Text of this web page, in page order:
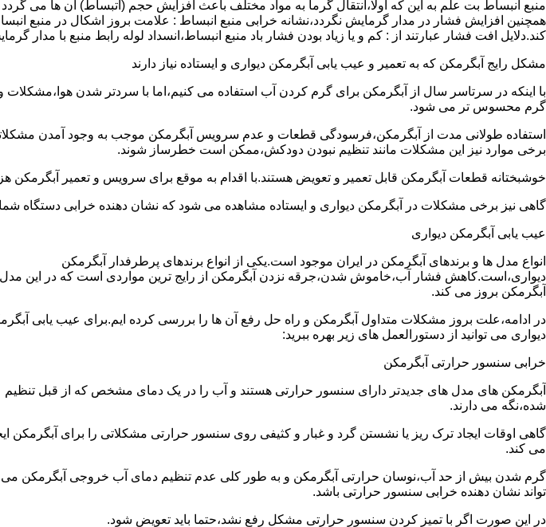
منبع انبساط بت علم به این که اولا،انتقال گرما به مواد مختلف باعث افزایش حجم (اتبساط) آن ها می
همچنین افزایش فشار در مدار گرمایش نگردد،نشانه خرابی منبع انبساط : علامت بروز اشکال در منبع
کند.دلایل افت فشار عبارتند از : کم و یا زیاد بودن فشار باد منبع انبساط،انسداد لوله رابط منبع با مدار
مشکل رایج آبگرمکن که به تعمیر و عیب یابی آبگرمکن دیواری و ایستاده نیاز دارند
با اینکه در سرتاسر سال از آبگرمکن برای گرم کردن آب استفاده می کنیم،اما با سردتر شدن
گرم محسوس تر می شود.
استفاده طولانی مدت از آبگرمکن،فرسودگی قطعات و عدم سرویس آبگرمکن موجب به وجود آمدن
برخی موارد نیز این مشکلات مانند تنظیم نبودن دودکش،ممکن است خطرساز شوند.
خوشبختانه قطعات آبگرمکن قابل تعمیر و تعویض هستند.با اقدام به موقع برای سرویس و تعمیر آبگرمکن
گاهی نیز برخی مشکلات در آبگرمکن دیواری و ایستاده مشاهده می شود که نشان دهنده خرابی دستگاه
عیب یابی آبگرمکن دیواری
انواع مدل ها و برندهای آبگرمکن در ایران موجود است.یکی از انواع برندهای پرطرفدار آبگرمکن
دیواری،است.کاهش فشار آب،خاموش شدن،جرقه نزدن آبگرمکن از رایج ترین مواردی است که در این مدل
آبگرمکن بروز می کند.
در ادامه،علت بروز مشکلات متداول آبگرمکن و راه حل رفع آن ها را بررسی کرده ایم.برای عیب یابی
دیواری می توانید از دستورالعمل های زیر بهره ببرید:
خرابی سنسور حرارتی آبگرمکن
آبگرمکن های مدل های جدیدتر دارای سنسور حرارتی هستند و آب را در یک دمای مشخص که از قبل تنظیم
شده،نگه می دارند.
گاهی اوقات ایجاد ترک ریز یا نشستن گرد و غبار و کثیفی روی سنسور حرارتی مشکلاتی را برای آبگرمکن
می کند.
گرم شدن بیش از حد آب،نوسان حرارتی آبگرمکن و به طور کلی عدم تنظیم دمای آب خروجی آبگرمکن می
تواند نشان دهنده خرابی سنسور حرارتی باشد.
در این صورت اگر با تمیز کردن سنسور حرارتی مشکل رفع نشد،حتما باید تعویض شود.